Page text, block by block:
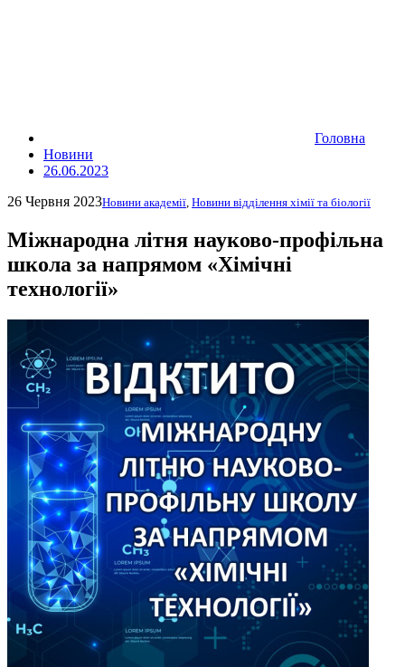
Головна
Новини
26.06.2023
26 Червня 2023Новини академії, Новини відділення хімії та біології
Міжнародна літня науково-профільна
школа за напрямом «Хімічні
технології»